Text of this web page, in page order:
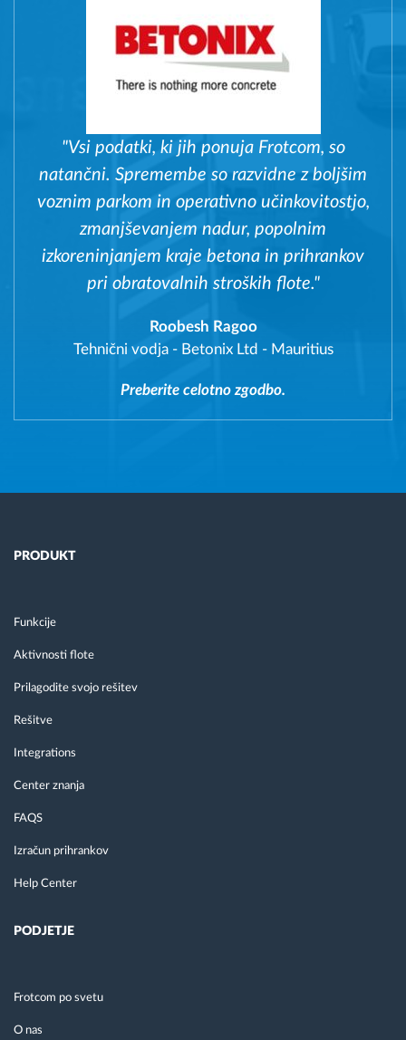
"Vsi podatki, ki jih ponuja Frotcom, so
natančni. Spremembe so razvidne z boljšim
voznim parkom in operativno učinkovitostjo,
zmanjševanjem nadur, popolnim
izkoreninjanjem kraje betona in prihrankov
pri obratovalnih stroških flote."
Roobesh Ragoo
Tehnični vodja - Betonix Ltd - Mauritius
Preberite celotno zgodbo.
PRODUKT
Funkcije
Aktivnosti flote
Prilagodite svojo rešitev
Rešitve
Integrations
Center znanja
FAQS
Izračun prihrankov
Help Center
PODJETJE
Frotcom po svetu
O nas